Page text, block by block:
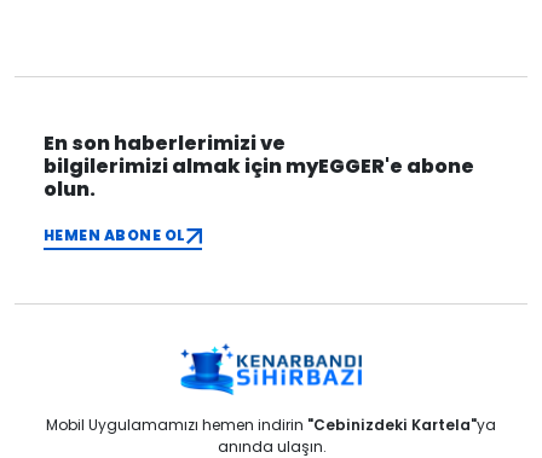
En son haberlerimizi ve
bilgilerimizi almak için myEGGER'e abone
olun.
HEMEN ABONE OL
Mobil Uygulamamızı hemen indirin "Cebinizdeki Kartela"ya
anında ulaşın.